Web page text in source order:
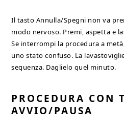
Il tasto Annulla/Spegni non va
modo nervoso. Premi, aspetta e
Se interrompi la procedura a
uno stato confuso. La
sequenza. Daglielo quel minuto.
PROCEDURA CON
AVVIO/PAUSA